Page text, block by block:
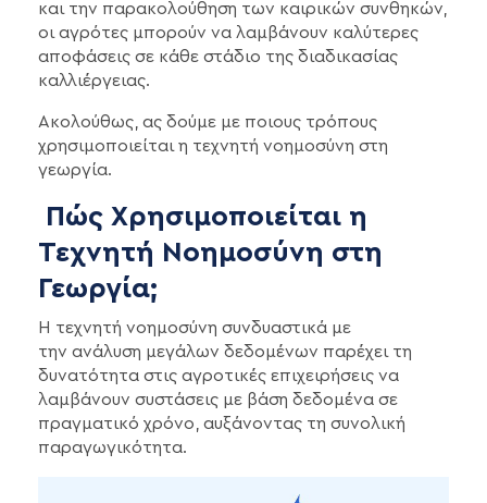
και την παρακολούθηση των καιρικών συνθηκών,
οι αγρότες μπορούν να λαμβάνουν καλύτερες
αποφάσεις σε κάθε στάδιο της διαδικασίας
καλλιέργειας.
Ακολούθως, ας δούμε με ποιους τρόπους
χρησιμοποιείται η τεχνητή νοημοσύνη στη
γεωργία.
Πώς Χρησιμοποιείται η
Τεχνητή Νοημοσύνη στη
Γεωργία;
Η τεχνητή νοημοσύνη συνδυαστικά με
την ανάλυση μεγάλων δεδομένων παρέχει τη
δυνατότητα στις αγροτικές επιχειρήσεις να
λαμβάνουν συστάσεις με βάση δεδομένα σε
πραγματικό χρόνο, αυξάνοντας τη συνολική
παραγωγικότητα.